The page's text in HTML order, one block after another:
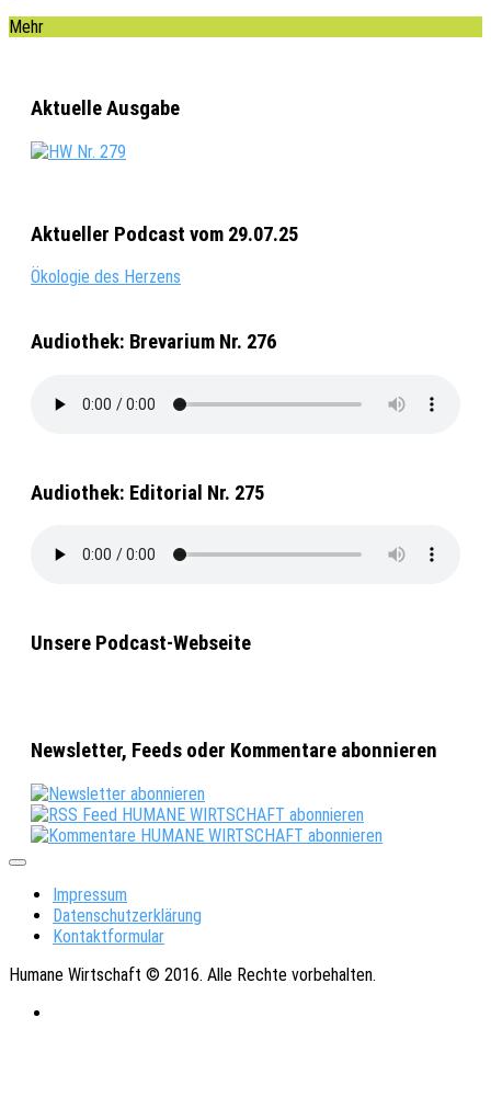
Mehr
Aktuelle Ausgabe
Aktueller Podcast vom 29.07.25
Ökologie des Herzens
Audiothek: Brevarium Nr. 276
Audiothek: Editorial Nr. 275
Unsere Podcast-Webseite
Newsletter, Feeds oder Kommentare abonnieren
Impressum
Datenschutzerklärung
Kontaktformular
Humane Wirtschaft © 2016. Alle Rechte vorbehalten.